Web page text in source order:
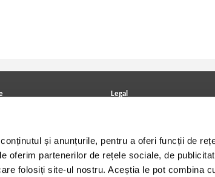
și anunțurile, pentru a oferi funcții de
oferim partenerilor de rețele sociale, de
folosiți site-ul nostru. Aceștia le pot combina
CD/DVD
Legal
Termeni si conditii
Utilizare cookie-uri